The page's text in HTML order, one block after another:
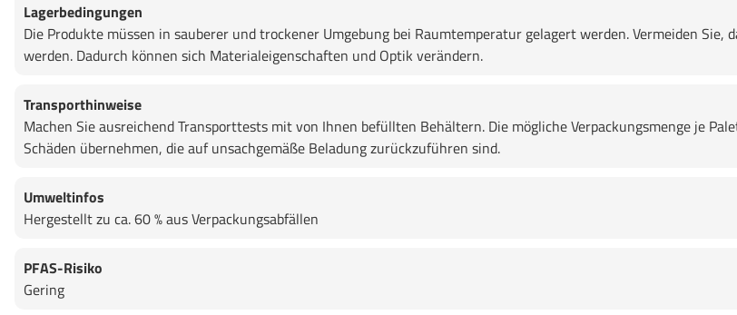
Lagerbedingungen
Die Produkte müssen in sauberer und trockener Umgebung bei Raumtemperatur gelagert werden. Vermeiden
werden. Dadurch können sich Materialeigenschaften und Optik verändern.
Transporthinweise
Machen Sie ausreichend Transporttests mit von Ihnen befüllten Behältern. Die mögliche Verpackungsmenge je
Schäden übernehmen, die auf unsachgemäße Beladung zurückzuführen sind.
Umweltinfos
Hergestellt zu ca. 60 % aus Verpackungsabfällen
PFAS-Risiko
Gering